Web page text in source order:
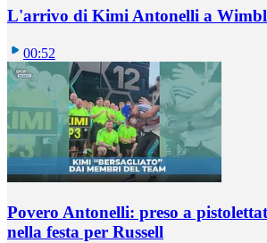
L'arrivo di Kimi Antonelli a
00:52
Povero Antonelli: preso a
nella festa per Russell